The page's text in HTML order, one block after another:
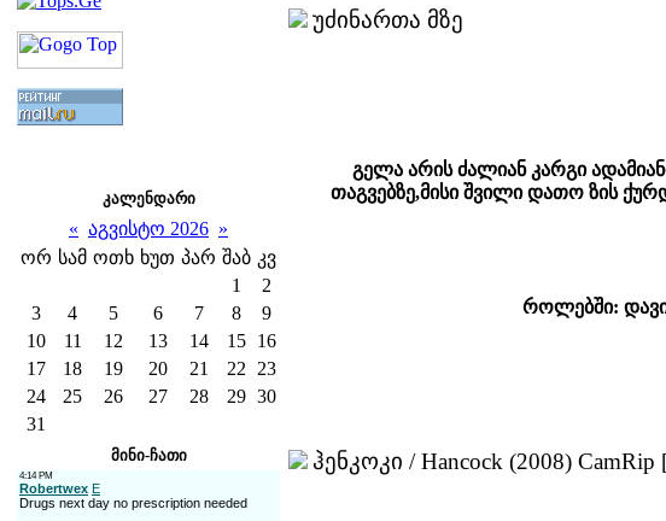
კალენდარი
« აგვისტო 2026 »
ორ სამ ოთხ ხუთ პარ შაბ კვ
1
2
3
4 5 6 7 8
9
10
11 12 13 14 15 16
17
18 19 20 21 22
23
24
25 26 27 28 29 30
31
მინი-ჩათი
უძინართა მზე
გელა არის ძალიან კარგი
თაგვებზე,მისი შვილი დათო ზის
როლებში:
ჰენკოკი / Hancock (2008) CamRip